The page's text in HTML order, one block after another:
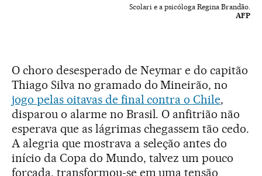
Scolari e a psicóloga Regina Brandão.
AFP
O choro desesperado de Neymar e do capitão
Thiago Silva no gramado do Mineirão, no
jogo pelas oitavas de final contra o Chile,
disparou o alarme no Brasil. O anfitrião não
esperava que as lágrimas chegassem tão cedo.
A alegria que mostrava a seleção antes do
início da Copa do Mundo, talvez um pouco
forçada, transformou-se em uma tensão